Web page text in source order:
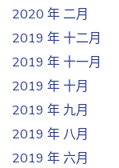
2020 年 二月
2019 年 十二月
2019 年 十一月
2019 年 十月
2019 年 九月
2019 年 八月
2019 年 六月